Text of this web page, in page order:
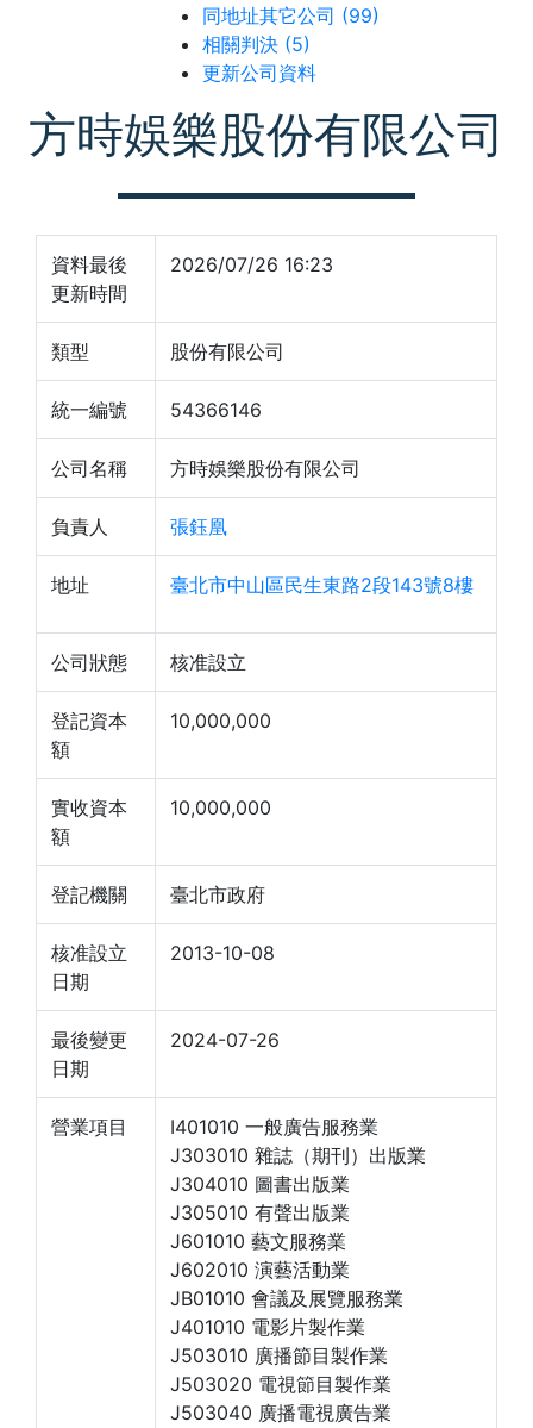
同地址其它公司 (99)
相關判決 (5)
更新公司資料
方時娛樂股份有限公司
資料最後
更新時間
2026/07/26 16:23
類型 股份有限公司
統一編號 54366146
公司名稱 方時娛樂股份有限公司
負責人 張鈺凰
地址 臺北市中山區民生東路2段143號8樓
公司狀態 核准設立
登記資本
額
10,000,000
實收資本
額
10,000,000
登記機關 臺北市政府
核准設立
日期
2013-10-08
最後變更
日期
2024-07-26
營業項目
I401010 一般廣告服務業
J303010 雜誌（期刊）出版業
J304010 圖書出版業
J305010 有聲出版業
J601010 藝文服務業
J602010 演藝活動業
JB01010 會議及展覽服務業
J401010 電影片製作業
J503010 廣播節目製作業
J503020 電視節目製作業
J503040 廣播電視廣告業